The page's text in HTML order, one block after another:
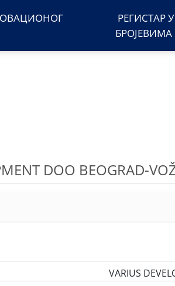
РЕГИСТАР У
БРОЈЕВИМА
DOO BEOGRAD-
VARIUS